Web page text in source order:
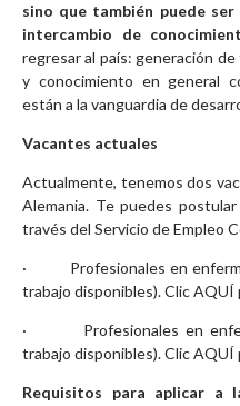
sino que también puede
intercambio de
regresar al país: generación
y conocimiento en general
están a la vanguardia de
Vacantes actuales
Actualmente, tenemos dos
Alemania. Te puedes
través del Servicio de Empleo
· Profesionales en
trabajo disponibles).Clic AQUÍ
· Profesionales en
trabajo disponibles).Clic AQUÍ
Requisitos para aplicar a